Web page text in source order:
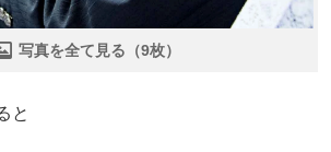
写真を全て見る（9枚）
と